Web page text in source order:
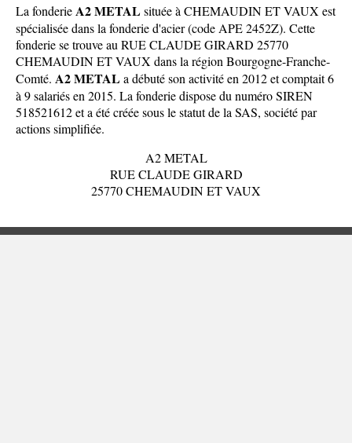
La fonderieA2 METALsituée à CHEMAUDIN ET VAUX est
spécialisée dans la fonderie d'acier (code APE 2452Z). Cette
fonderie se trouve au RUE CLAUDE GIRARD 25770
CHEMAUDIN ET VAUX dans la région Bourgogne-Franche-
Comté. A2 METALa débuté son activité en 2012 et comptait 6
à 9 salariés en 2015. La fonderie dispose du numéro SIREN
518521612 et a été créée sous le statut de la SAS, société par
actions simplifiée.
A2 METAL
RUE CLAUDE GIRARD
25770 CHEMAUDIN ET VAUX